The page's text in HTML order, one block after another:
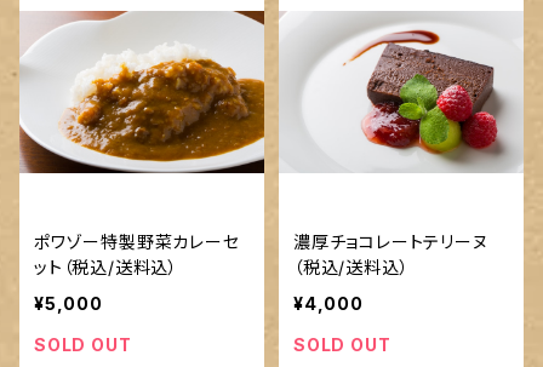
ポワゾー特製野菜カレーセ
ット（税込/送料込）
¥5,000
SOLD OUT
濃厚チョコレートテリーヌ
（税込/送料込）
¥4,000
SOLD OUT